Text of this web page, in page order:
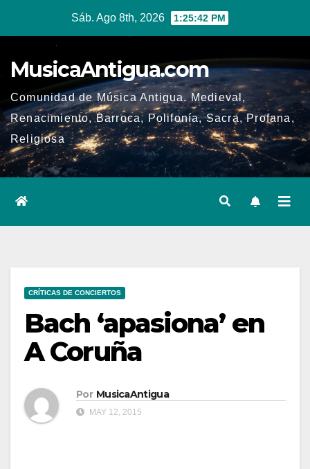
Sáb. Ago 8th, 2026 1:25:43 PM
MusicaAntigua.com
Comunidad de Música Antigua. Medieval,
Renacimiento, Barroca, Polifonía, Sacra, Profana,
Religiosa
CRÍTICAS DE CONCIERTOS
Bach ‘apasiona’ en
A Coruña
Por MusicaAntigua
MAY 12, 2015